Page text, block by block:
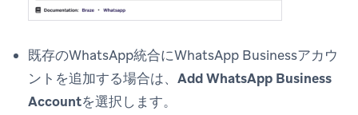
既存のWhatsApp統合にWhatsApp Businessアカウ
ントを追加する場合は、 Add WhatsApp Business
Accountを選択します。